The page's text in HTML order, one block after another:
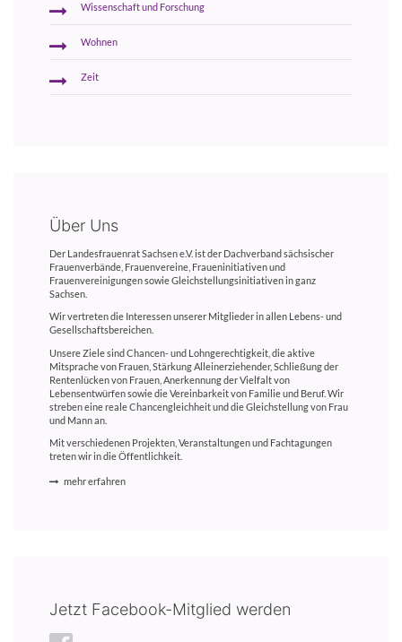
Wissenschaft und Forschung
Wohnen
Zeit
Über Uns
Der Landesfrauenrat Sachsen e.V. ist der Dachverband sächsischer
Frauenverbände, Frauenvereine, Fraueninitiativen und
Frauenvereinigungen sowie Gleichstellungsinitiativen in ganz
Sachsen.
Wir vertreten die Interessen unserer Mitglieder in allen Lebens- und
Gesellschaftsbereichen.
Unsere Ziele sind Chancen- und Lohngerechtigkeit, die aktive
Mitsprache von Frauen, Stärkung Alleinerziehender, Schließung der
Rentenlücken von Frauen, Anerkennung der Vielfalt von
Lebensentwürfen sowie die Vereinbarkeit von Familie und Beruf. Wir
streben eine reale Chancengleichheit und die Gleichstellung von Frau
und Mann an.
Mit verschiedenen Projekten, Veranstaltungen und Fachtagungen
treten wir in die Öffentlichkeit.
mehr erfahren
Jetzt Facebook-Mitglied werden